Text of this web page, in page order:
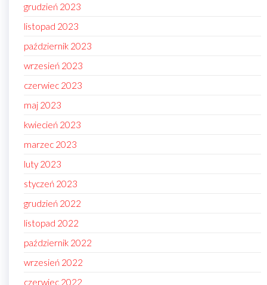
grudzień 2023
listopad 2023
październik 2023
wrzesień 2023
czerwiec 2023
maj 2023
kwiecień 2023
marzec 2023
luty 2023
styczeń 2023
grudzień 2022
listopad 2022
październik 2022
wrzesień 2022
czerwiec 2022